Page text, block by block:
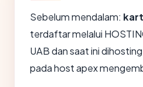
Sebelum mendalam:
terdaftar melalui
UAB dan saat ini
pada host apex